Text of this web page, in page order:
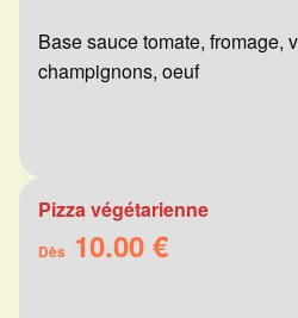
Base sauce tomate, fromage,
champignons, oeuf
Pizza végétarienne
Dès 10.00 €